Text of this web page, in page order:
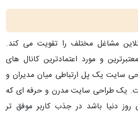
مشاغل مختلف را تقویت می کند.
و مورد اعتمادترین کانال های
سایت یک پل ارتباطی میان مدیران و
یک طراحی سایت مدرن و حرفه ای که
روز دنیا باشد در جذب کاربر موفق تر